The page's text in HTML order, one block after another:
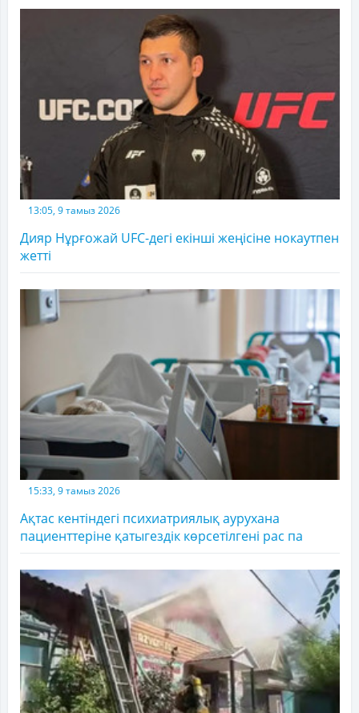
13:05, 9 тамыз 2026
Дияр Нұрғожай UFC-дегі екінші жеңісіне нокаутпен
жетті
15:33, 9 тамыз 2026
Ақтас кентіндегі психиатриялық аурухана
пациенттеріне қатыгездік көрсетілгені рас па